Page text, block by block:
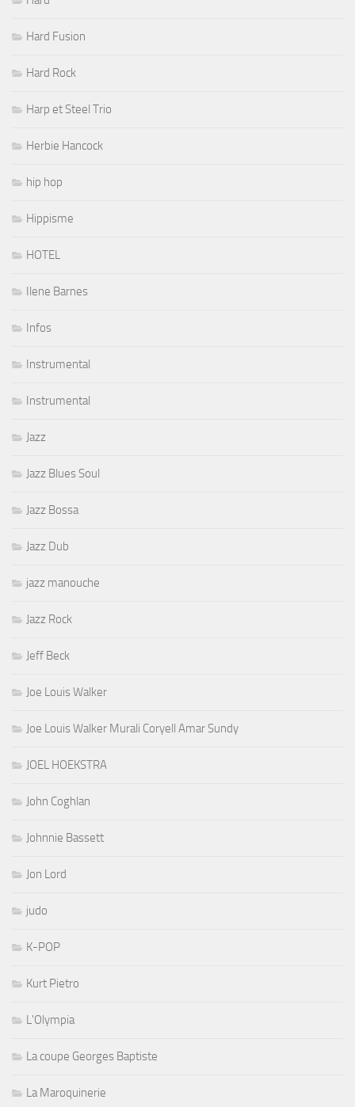
Hard Fusion
Hard Rock
Harp et Steel Trio
Herbie Hancock
hip hop
Hippisme
HOTEL
Ilene Barnes
Infos
Instrumental
Instrumental
Jazz
Jazz Blues Soul
Jazz Bossa
Jazz Dub
jazz manouche
Jazz Rock
Jeff Beck
Joe Louis Walker
Joe Louis Walker Murali Coryell Amar Sundy
JOEL HOEKSTRA
John Coghlan
Johnnie Bassett
Jon Lord
judo
K-POP
Kurt Pietro
L'Olympia
La coupe Georges Baptiste
La Maroquinerie